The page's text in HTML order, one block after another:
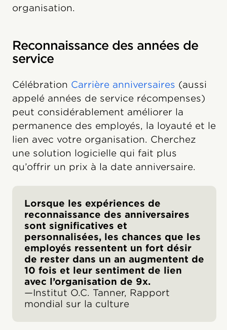
organisation.
Reconnaissance des années de
service
Célébration Carrière anniversaires (aussi
appelé années de service récompenses)
peut considérablement améliorer la
permanence des employés, la loyauté et le
lien avec votre organisation. Cherchez
une solution logicielle qui fait plus
qu’offrir un prix à la date anniversaire.
Lorsque les expériences de
reconnaissance des anniversaires
sont significatives et
personnalisées, les chances que les
employés ressentent un fort désir
de rester dans un an augmentent de
10 fois et leur sentiment de lien
avec l’organisation de 9x.
—Institut O.C. Tanner, Rapport
mondial sur la culture